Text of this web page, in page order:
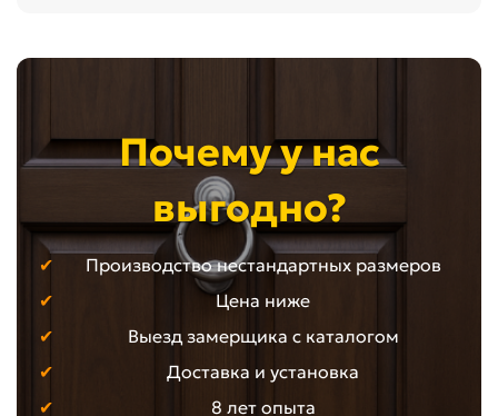
Почему у нас
выгодно?
Производство нестандартных размеров
Цена ниже
Выезд замерщика с каталогом
Доставка и установка
8 лет опыта